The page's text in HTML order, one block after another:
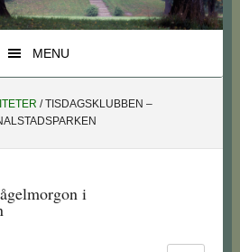
MENU
/TISDAGSKLUBBEN –
i